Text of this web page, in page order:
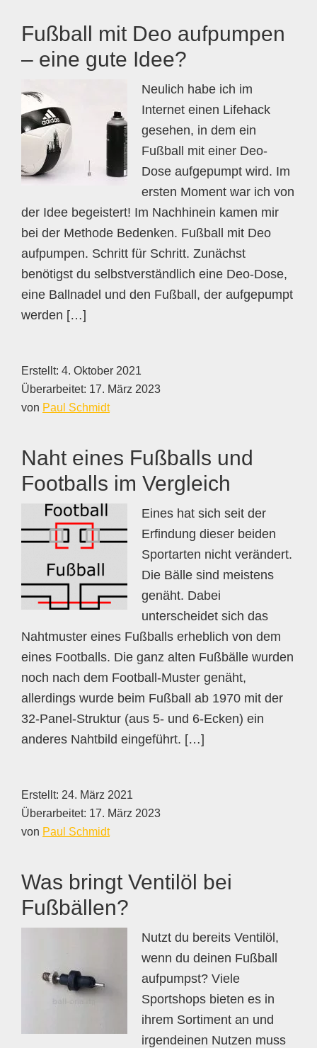
Fußball mit Deo aufpumpen
– eine gute Idee?
Neulich habe ich im
Internet einen Lifehack
gesehen, in dem ein
Fußball mit einer Deo-
Dose aufgepumpt wird. Im
ersten Moment war ich von
der Idee begeistert! Im Nachhinein kamen mir
bei der Methode Bedenken. Fußball mit Deo
aufpumpen. Schritt für Schritt. Zunächst
benötigst du selbstverständlich eine Deo-Dose,
eine Ballnadel und den Fußball, der aufgepumpt
werden […]
Erstellt: 4. Oktober 2021
Überarbeitet: 17. März 2023
von Paul Schmidt
Naht eines Fußballs und
Footballs im Vergleich
Eines hat sich seit der
Erfindung dieser beiden
Sportarten nicht verändert.
Die Bälle sind meistens
genäht. Dabei
unterscheidet sich das
Nahtmuster eines Fußballs erheblich von dem
eines Footballs. Die ganz alten Fußbälle wurden
noch nach dem Football-Muster genäht,
allerdings wurde beim Fußball ab 1970 mit der
32-Panel-Struktur (aus 5- und 6-Ecken) ein
anderes Nahtbild eingeführt. […]
Erstellt: 24. März 2021
Überarbeitet: 17. März 2023
von Paul Schmidt
Was bringt Ventilöl bei
Fußbällen?
Nutzt du bereits Ventilöl,
wenn du deinen Fußball
aufpumpst? Viele
Sportshops bieten es in
ihrem Sortiment an und
irgendeinen Nutzen muss